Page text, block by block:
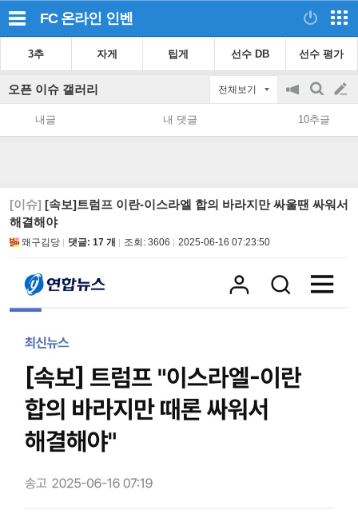
FC 온라인 인벤
3추 자게 팁게 선수 DB 선수 평가
오픈 이슈 갤러리 전체보기
공
지
on/off
검
색
글
쓰
내글 내 댓글 10추글
[이슈] [속보]트럼프 이란-이스라엘 합의 바라지만 싸울땐 싸워서
해결해야
왜구김당 댓글: 17 개 조회: 3606 2025-06-16 07:23:50